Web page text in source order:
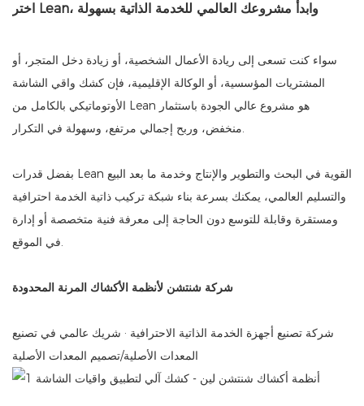
اختر Lean، وابدأ مشروعك العالمي للخدمة الذاتية بسهولة
سواء كنت تسعى إلى ريادة الأعمال الشخصية، أو زيادة دخل المتجر، أو
المشتريات المؤسسية، أو الوكالة الإقليمية، فإن كشك واقي الشاشة
الأوتوماتيكي بالكامل من Lean هو مشروع عالي الجودة باستثمار
منخفض، وربح إجمالي مرتفع، وسهولة في التكرار.
بفضل قدرات Lean القوية في البحث والتطوير والإنتاج وخدمة ما بعد البيع
والتسليم العالمي، يمكنك بسرعة بناء شبكة تركيب ذاتية الخدمة احترافية
ومستقرة وقابلة للتوسع دون الحاجة إلى معرفة فنية متخصصة أو إدارة
في الموقع.
شركة شنتشن لأنظمة الأكشاك المرنة المحدودة
شركة تصنيع أجهزة الخدمة الذاتية الاحترافية · شريك عالمي في تصنيع
المعدات الأصلية/تصميم المعدات الأصلية